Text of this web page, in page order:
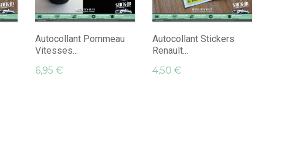
Autocollant Pommeau
Vitesses...
6,95 €
Autocollant Stickers
Renault...
4,50 €